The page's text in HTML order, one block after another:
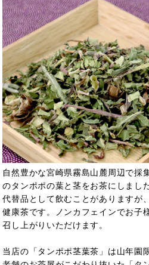
自然豊かな宮崎県霧島山麓周辺で採
のタンポポの葉と茎をお茶にしまし
代替品として飲むことがありますが
健康茶です。ノンカフェインでお子
召し上がりいただけます。
当店の「タンポポ茎葉茶」は山年園